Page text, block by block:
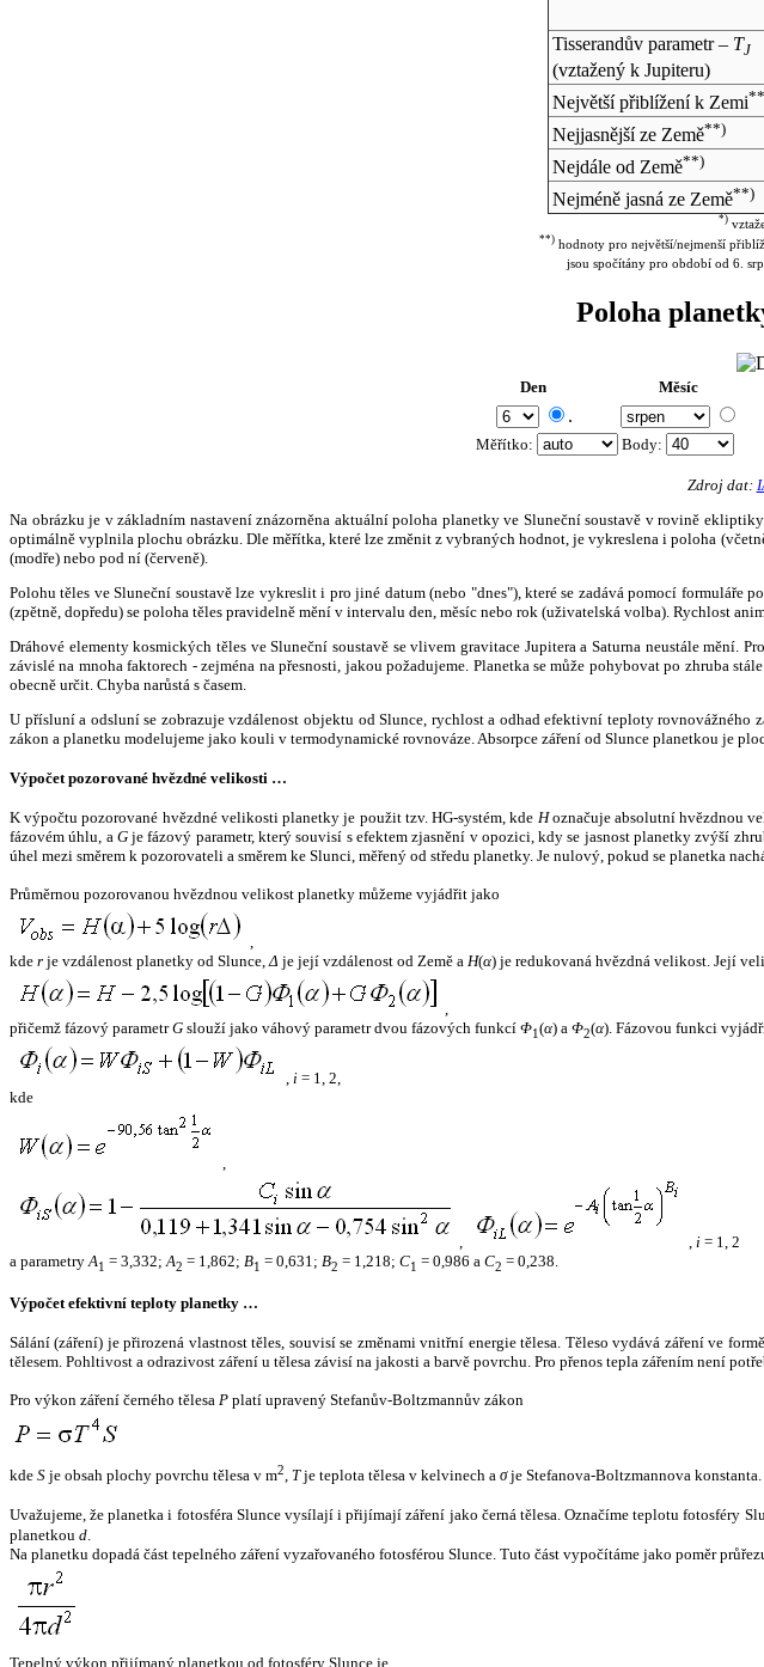
Tisserandův parametr – TJ
(vztažený k Jupiteru)
Největší přiblížení k Zemi
Nejjasnější ze Země**)
Nejdále od Země**)
Nejméně jasná ze Země**)
*)
**) hodnoty pro největší/nejmenší
jsou spočítány pro období od 6.
Poloha
Den Měsíc
.
Měřítko: Body:
Zdroj dat:
Na obrázku je v základním nastavení znázorněna aktuální poloha planetky ve Sluneční soustavě v rovině
optimálně vyplnila plochu obrázku. Dle měřítka, které lze změnit z vybraných hodnot, je vykreslena i poloha
(modře) nebo pod ní (červeně).
Polohu těles ve Sluneční soustavě lze vykreslit i pro jiné datum (nebo "dnes"), které se zadává pomocí formuláře
(zpětně, dopředu) se poloha těles pravidelně mění v intervalu den, měsíc nebo rok (uživatelská volba). Rychlost
Dráhové elementy kosmických těles ve Sluneční soustavě se vlivem gravitace Jupitera a Saturna neustále
závislé na mnoha faktorech - zejména na přesnosti, jakou požadujeme. Planetka se může pohybovat po zhruba
obecně určit. Chyba narůstá s časem.
U přísluní a odsluní se zobrazuje vzdálenost objektu od Slunce, rychlost a odhad efektivní teploty rovnovážného
zákon a planetku modelujeme jako kouli v termodynamické rovnováze. Absorpce záření od Slunce planetkou je
Výpočet pozorované hvězdné velikosti …
K výpočtu pozorované hvězdné velikosti planetky je použit tzv. HG-systém, kde Hoznačuje absolutní hvězdnou
fázovém úhlu, a Gje fázový parametr, který souvisí s efektem zjasnění v opozici, kdy se jasnost planetky zvýší
úhel mezi směrem k pozorovateli a směrem ke Slunci, měřený od středu planetky. Je nulový, pokud se planetka
Průměrnou pozorovanou hvězdnou velikost planetky můžeme vyjádřit jako
,
kde r je vzdálenost planetky od Slunce,Δ je její vzdálenost od Země a H(α) je redukovaná hvězdná velikost. Její
,
přičemž fázový parametrG slouží jako váhový parametr dvou fázových funkcí Φ1(α) a Φ2(α). Fázovou funkci
, i = 1, 2,
kde
,
, , i = 1, 2
a parametryA1 = 3,332;A2 = 1,862; B1 = 0,631; B2 = 1,218; C1 = 0,986 a C2 = 0,238.
Výpočet efektivní teploty planetky …
Sálání (záření) je přirozená vlastnost těles, souvisí se změnami vnitřní energie tělesa. Těleso vydává záření ve
tělesem. Pohltivost a odrazivost záření u tělesa závisí na jakosti a barvě povrchu. Pro přenos tepla zářením není
Pro výkon záření černého tělesa P platí upravený Stefanův-Boltzmannův zákon
kde S je obsah plochy povrchu tělesa v m2, Tje teplota tělesa v kelvinech a σje Stefanova-Boltzmannova konstanta.
Uvažujeme, že planetka i fotosféra Slunce vysílají i přijímají záření jako černá tělesa. Označíme teplotu fotosféry
planetkou d.
Na planetku dopadá část tepelného záření vyzařovaného fotosférou Slunce. Tuto část vypočítáme jako poměr
Tepelný výkon přijímaný planetkou od fotosféry Slunce je